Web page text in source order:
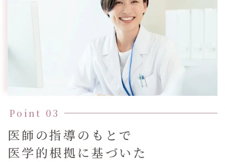
医師の指導のもとで
医学的根拠に基づいた